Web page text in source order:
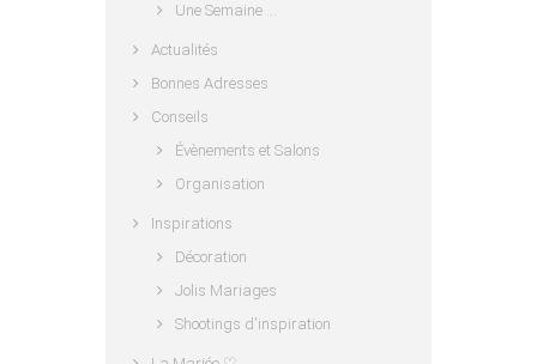
Une Semaine …
Actualités
Bonnes Adresses
Conseils
Évènements et Salons
Organisation
Inspirations
Décoration
Jolis Mariages
Shootings d'inspiration